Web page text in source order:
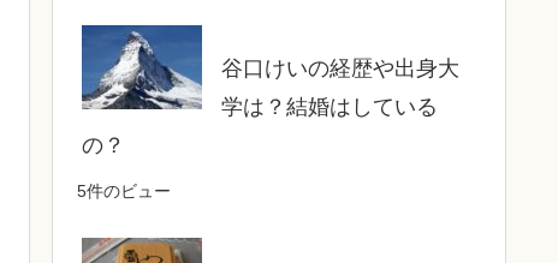
谷口けいの経歴や出身大
学は？結婚はしている
の？
5件のビュー